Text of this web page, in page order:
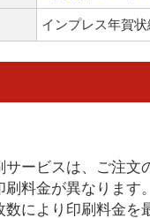
インプレス年賀
サービスは、ご注文
刷料金が異なります
数により印刷料金を